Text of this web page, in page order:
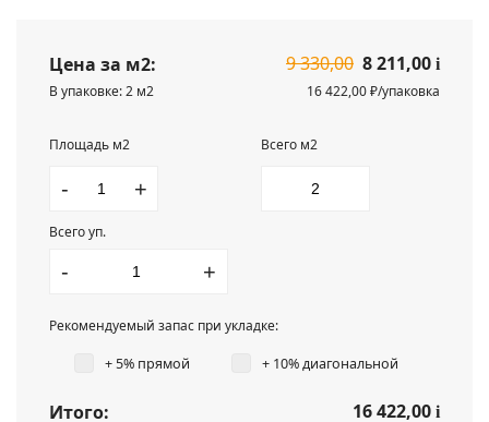
Цена за м2: 9 330,00 8 211,00 i
В упаковке: 2 м2
16 422,00 ₽/упаковка
Площадь м2
- +
Всего м2
Всего уп.
- +
Рекомендуемый запас при укладке:
+ 5% прямой + 10% диагональной
Итого: 16 422,00 i